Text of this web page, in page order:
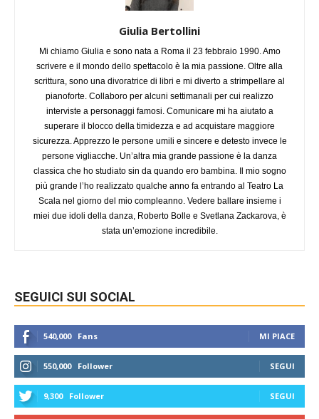
Giulia Bertollini
Mi chiamo Giulia e sono nata a Roma il 23 febbraio 1990. Amo
scrivere e il mondo dello spettacolo è la mia passione. Oltre alla
scrittura, sono una divoratrice di libri e mi diverto a strimpellare al
pianoforte. Collaboro per alcuni settimanali per cui realizzo
interviste a personaggi famosi. Comunicare mi ha aiutato a
superare il blocco della timidezza e ad acquistare maggiore
sicurezza. Apprezzo le persone umili e sincere e detesto invece le
persone vigliacche. Un’altra mia grande passione è la danza
classica che ho studiato sin da quando ero bambina. Il mio sogno
più grande l’ho realizzato qualche anno fa entrando al Teatro La
Scala nel giorno del mio compleanno. Vedere ballare insieme i
miei due idoli della danza, Roberto Bolle e Svetlana Zackarova, è
stata un’emozione incredibile.
SEGUICI SUI SOCIAL
540,000 Fans MI PIACE
550,000 Follower SEGUI
9,300 Follower SEGUI